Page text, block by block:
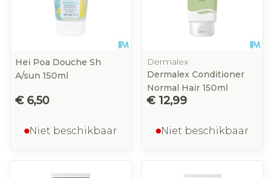
Hei Poa Douche Sh
A/sun 150ml
€ 6,50
Niet beschikbaar
Dermalex
Dermalex Conditioner
Normal Hair 150ml
€ 12,99
Niet beschikbaar